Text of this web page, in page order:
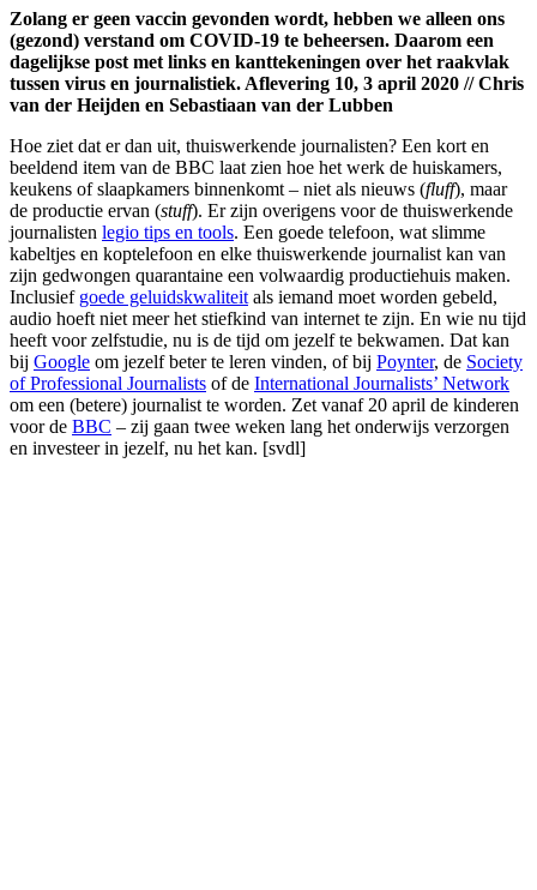
Zolang er geen vaccin gevonden wordt, hebben we alleen ons
(gezond) verstand om COVID-19 te beheersen. Daarom een
dagelijkse post met links en kanttekeningen over het raakvlak
tussen virus en journalistiek. Aflevering 10, 3 april 2020 // Chris
van der Heijden en Sebastiaan van der Lubben
Hoe ziet dat er dan uit, thuiswerkende journalisten? Een kort en
beeldend item van de BBC laat zien hoe het werk de huiskamers,
keukens of slaapkamers binnenkomt – niet als nieuws (fluff), maar
de productie ervan (stuff). Er zijn overigens voor de thuiswerkende
journalisten legio tips en tools. Een goede telefoon, wat slimme
kabeltjes en koptelefoon en elke thuiswerkende journalist kan van
zijn gedwongen quarantaine een volwaardig productiehuis maken.
Inclusief goede geluidskwaliteit als iemand moet worden gebeld,
audio hoeft niet meer het stiefkind van internet te zijn. En wie nu tijd
heeft voor zelfstudie, nu is de tijd om jezelf te bekwamen. Dat kan
bij Google om jezelf beter te leren vinden, of bij Poynter, de Society
of Professional Journalists of de International Journalists’ Network
om een (betere) journalist te worden. Zet vanaf 20 april de kinderen
voor de BBC – zij gaan twee weken lang het onderwijs verzorgen
en investeer in jezelf, nu het kan. [svdl]